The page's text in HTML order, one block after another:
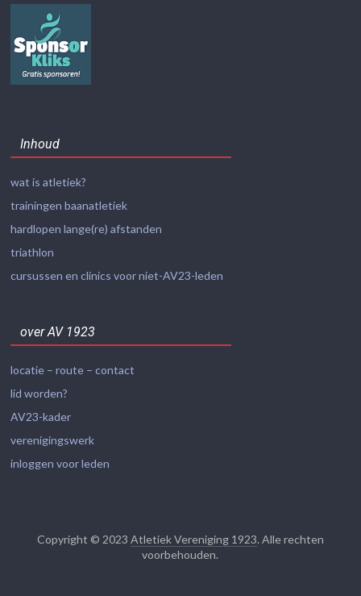
Inhoud
wat is atletiek?
trainingen baanatletiek
hardlopen lange(re) afstanden
triathlon
cursussen en clinics voor niet-AV23-leden
over AV 1923
locatie – route – contact
lid worden?
AV23-kader
verenigingswerk
inloggen voor leden
Copyright © 2023 Atletiek Vereniging 1923. Alle rechten
voorbehouden.